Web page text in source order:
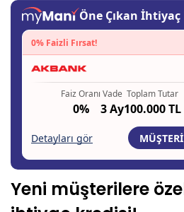
Yeni müşterilere